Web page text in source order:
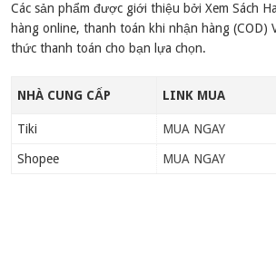
Các sản phẩm được giới thiệu bởi Xem Sách
hàng online, thanh toán khi nhận hàng (COD)
thức thanh toán cho bạn lựa chọn.
NHÀ CUNG CẤP LINK MUA
Tiki MUA NGAY
Shopee MUA NGAY